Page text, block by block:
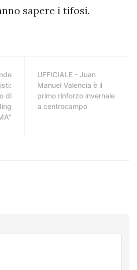
sapere i tifosi.
di
UFFICIALE - Juan
Manuel Valencia è il
primo rinforzo invernale
a centrocampo